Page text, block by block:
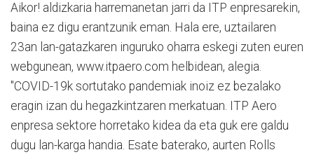
Aikor! aldizkaria harremanetan jarri da ITP enpresarekin,
baina ez digu erantzunik eman. Hala ere, uztailaren
23an lan-gatazkaren inguruko oharra eskegi zuten euren
webgunean, www.itpaero.com helbidean, alegia.
"COVID-19k sortutako pandemiak inoiz ez bezalako
eragin izan du hegazkintzaren merkatuan. ITP Aero
enpresa sektore horretako kidea da eta guk ere galdu
dugu lan-karga handia. Esate baterako, aurten Rolls